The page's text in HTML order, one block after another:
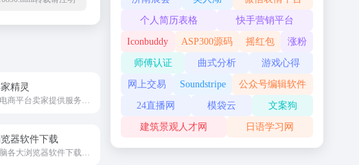
精灵
器软件下载
个人简历表格 快手营销平台
Iconbuddy ASP300源码 摇红包 涨粉
师傅认证 曲式分析 游戏心得
网上交易 Soundstripe 公众号编辑软件
24直播网 模袋云 文案狗
建筑景观人才网 日语学习网